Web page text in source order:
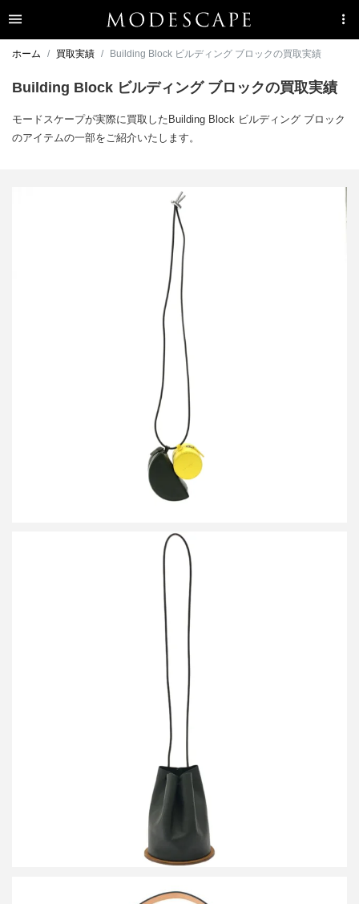
ホーム 買取実績 Building Block ビルディング ブロックの買取実績
Building Block ビルディング ブロックの買取実績
モードスケープが実際に買取したBuilding Block ビルディング ブロック
のアイテムの一部をご紹介いたします。
ビルディングブロック Etc Sling ショルダーストラップポーチ
買取金額9,600円
詳しく見る
ビルディングブロック DISC ショルダーバッグ ブラック
買取金額9,600円
詳しく見る